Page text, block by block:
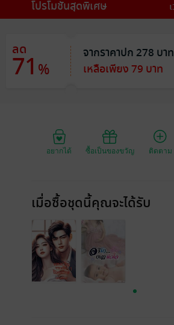
โปรโมชันสุดพิเศษ
ลด
71 %
จากราคาปก 278 บาท
เหลือเพียง 79 บาท
อยากได้ ซื้อเป็นของขวัญ ติดตาม
เมื่อซื้อชุดนี้คุณจะได้รับ